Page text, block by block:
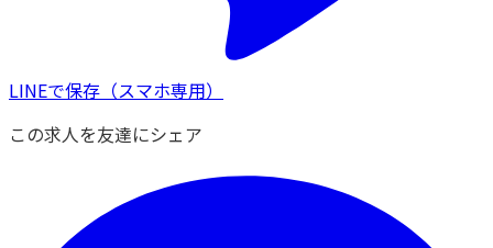
LINEで保存 （スマホ専用）
この求人を友達にシェア